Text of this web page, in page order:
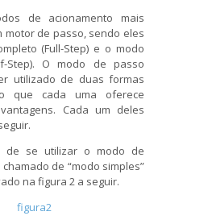
de acionamento mais
motor de passo, sendo eles
(Full-Step) e o modo
Step). O modo de passo
utilizado de duas formas
que cada uma oferece
Cada um deles
de se utilizar o modo de
de “modo simples”
na figura 2 a seguir.